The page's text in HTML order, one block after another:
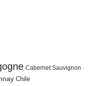
Cabernet Sauvignon
Chile